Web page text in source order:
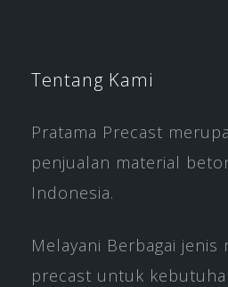
Tentang Kami
Pratama Precast
penjualan material
Indonesia.
Melayani Berbagai
precast untuk